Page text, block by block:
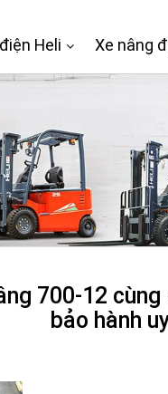
Heli Xe nâng
700-12
bảo hành